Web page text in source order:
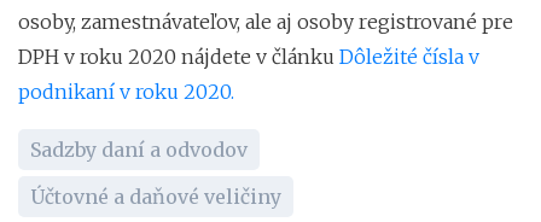
osoby, zamestnávateľov, ale aj osoby registrované pre
DPH v roku 2020 nájdete v článku Dôležité čísla v
podnikaní v roku 2020.
Sadzby daní a odvodov
Účtovné a daňové veličiny